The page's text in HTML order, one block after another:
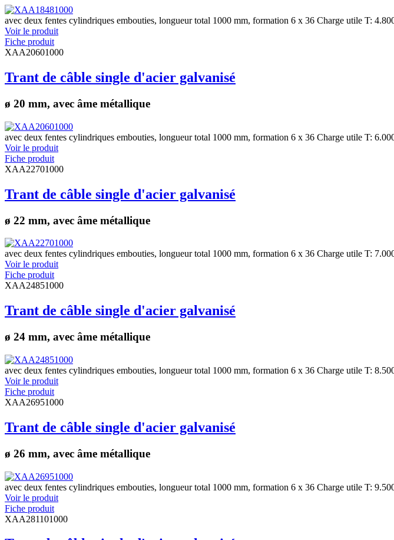
avec deux fentes cylindriques embouties, longueur total 1000 mm, formation 6 x 36 Charge utile T:
Voir le produit
Fiche produit
XAA20601000
Trant de câble single d'acier galvanisé
ø 20 mm, avec âme métallique
avec deux fentes cylindriques embouties, longueur total 1000 mm, formation 6 x 36 Charge utile T:
Voir le produit
Fiche produit
XAA22701000
Trant de câble single d'acier galvanisé
ø 22 mm, avec âme métallique
avec deux fentes cylindriques embouties, longueur total 1000 mm, formation 6 x 36 Charge utile T:
Voir le produit
Fiche produit
XAA24851000
Trant de câble single d'acier galvanisé
ø 24 mm, avec âme métallique
avec deux fentes cylindriques embouties, longueur total 1000 mm, formation 6 x 36 Charge utile T:
Voir le produit
Fiche produit
XAA26951000
Trant de câble single d'acier galvanisé
ø 26 mm, avec âme métallique
avec deux fentes cylindriques embouties, longueur total 1000 mm, formation 6 x 36 Charge utile T:
Voir le produit
Fiche produit
XAA281101000